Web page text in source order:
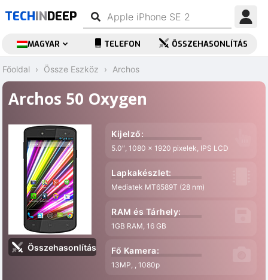
TECHINDEEP
MAGYAR TELEFON ÖSSZEHASONLÍTÁS
Főoldal Össze Eszköz Archos
Archos 50 Oxygen
Összehasonlítás
Kijelző:
5.0″, 1080 x 1920 pixelek, IPS LCD
Lapkakészlet:
Mediatek MT6589T (28 nm)
RAM és Tárhely:
1GB RAM, 16 GB
Fő Kamera:
13MP, , 1080p